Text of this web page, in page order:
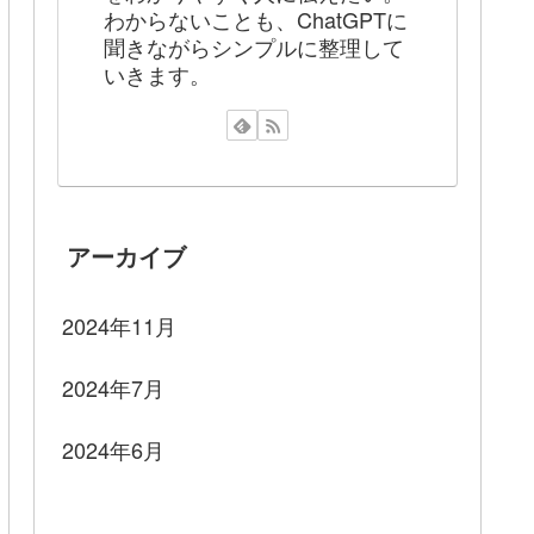
わからないことも、ChatGPTに
聞きながらシンプルに整理して
いきます。
アーカイブ
2024年11月
2024年7月
2024年6月